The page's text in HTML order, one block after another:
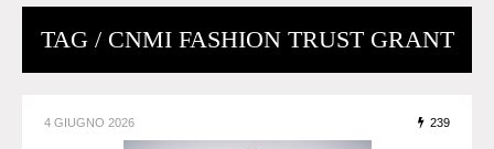
TAG / CNMI FASHION TRUST GRANT
4 GIUGNO 2026 239